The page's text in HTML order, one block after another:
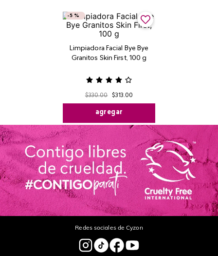
Limpiadora Facial Bye Bye
Granitos Skin First, 100 g
-5 %
$330.00 $313.00
agregar
Redes sociales de Cyzon